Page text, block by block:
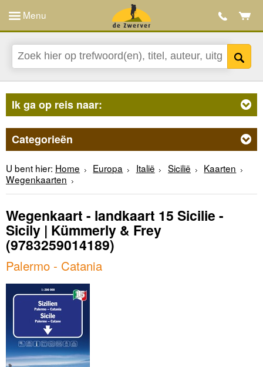
Menu
Ik ga op reis naar:
Categorieën
U bent hier: Home Europa Italië Sicilië
Kaarten
Wegenkaarten
Wegenkaart - landkaart 15 Sicilie -
Sicily | Kümmerly & Frey
(9783259014189)
Palermo - Catania